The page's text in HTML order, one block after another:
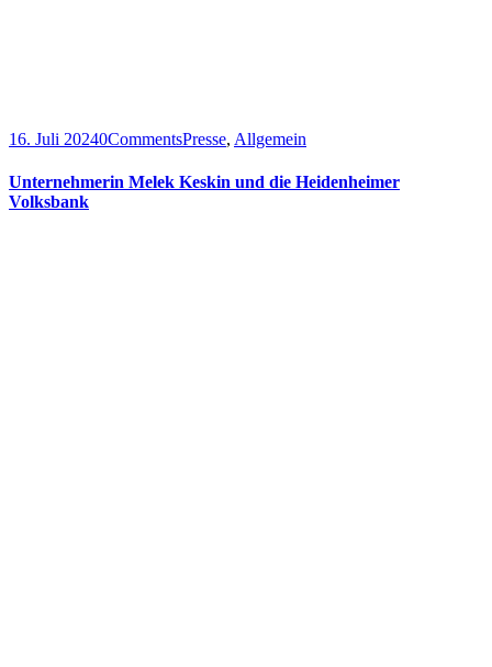
16. Juli 20240CommentsPresse, Allgemein
Unternehmerin Melek Keskin und die Heidenheimer
Volksbank